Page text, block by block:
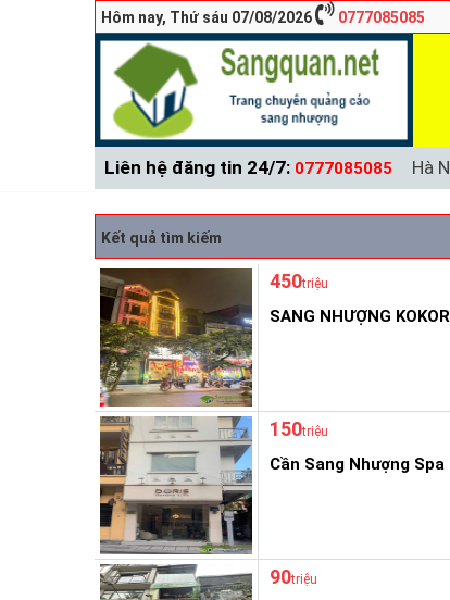
Hôm nay, Thứ sáu 07/08/2026 0777085085
Liên hệ đăng tin 24/7: 0777085085 Hà
Kết quả tìm kiếm
450triệu
SANG NHƯỢNG
150triệu
Cần Sang Nhượng
90triệu